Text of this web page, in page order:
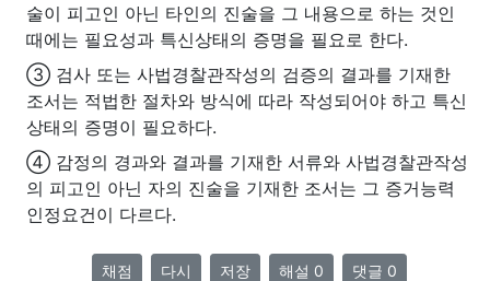
술이 피고인 아닌 타인의 진술을 그 내용으로 하는 것인
때에는 필요성과 특신상태의 증명을 필요로 한다.
③ 검사 또는 사법경찰관작성의 검증의 결과를 기재한
조서는 적법한 절차와 방식에 따라 작성되어야 하고 특신
상태의 증명이 필요하다.
④ 감정의 경과와 결과를 기재한 서류와 사법경찰관작성
의 피고인 아닌 자의 진술을 기재한 조서는 그 증거능력
인정요건이 다르다.
채점 다시 저장 해설 0 댓글 0